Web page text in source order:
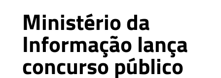
Ministério da
Informação lança
concurso público